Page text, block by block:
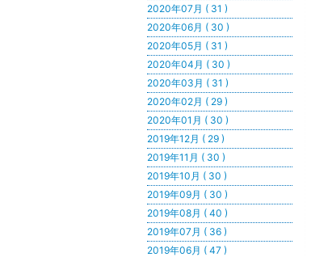
2020年07月 ( 31 )
2020年06月 ( 30 )
2020年05月 ( 31 )
2020年04月 ( 30 )
2020年03月 ( 31 )
2020年02月 ( 29 )
2020年01月 ( 30 )
2019年12月 ( 29 )
2019年11月 ( 30 )
2019年10月 ( 30 )
2019年09月 ( 30 )
2019年08月 ( 40 )
2019年07月 ( 36 )
2019年06月 ( 47 )